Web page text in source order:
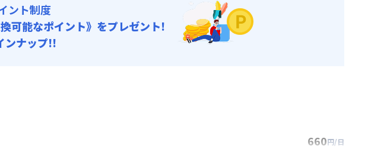
ント制度
可能なポイント》をプレゼント!
ンナップ!!
660円/日